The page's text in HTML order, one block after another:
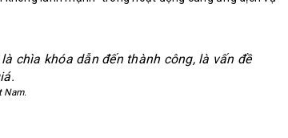
chìa khóa dẫn đến thành công, là vấn đề
Nam.